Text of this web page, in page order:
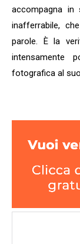
accompagna
inafferrabile,
parole. È la
intensamente
fotografica al